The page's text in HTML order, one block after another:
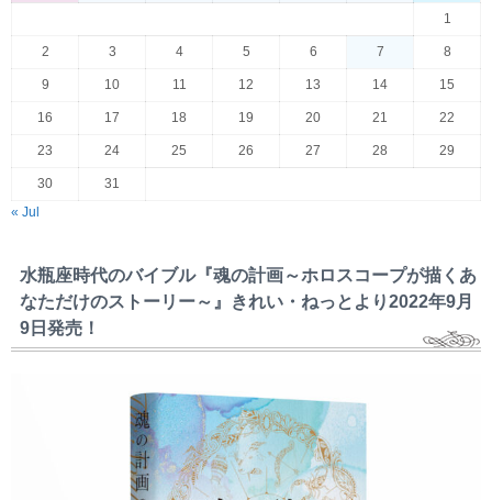
1
2 3 4 5 6 7 8
9 10 11 12 13 14 15
16 17 18 19 20 21 22
23 24 25 26 27 28 29
30
31
« Jul
水瓶座時代のバイブル『魂の計画～ホロスコープが描くあ
なただけのストーリー～』きれい・ねっとより2022年9月
9日発売！